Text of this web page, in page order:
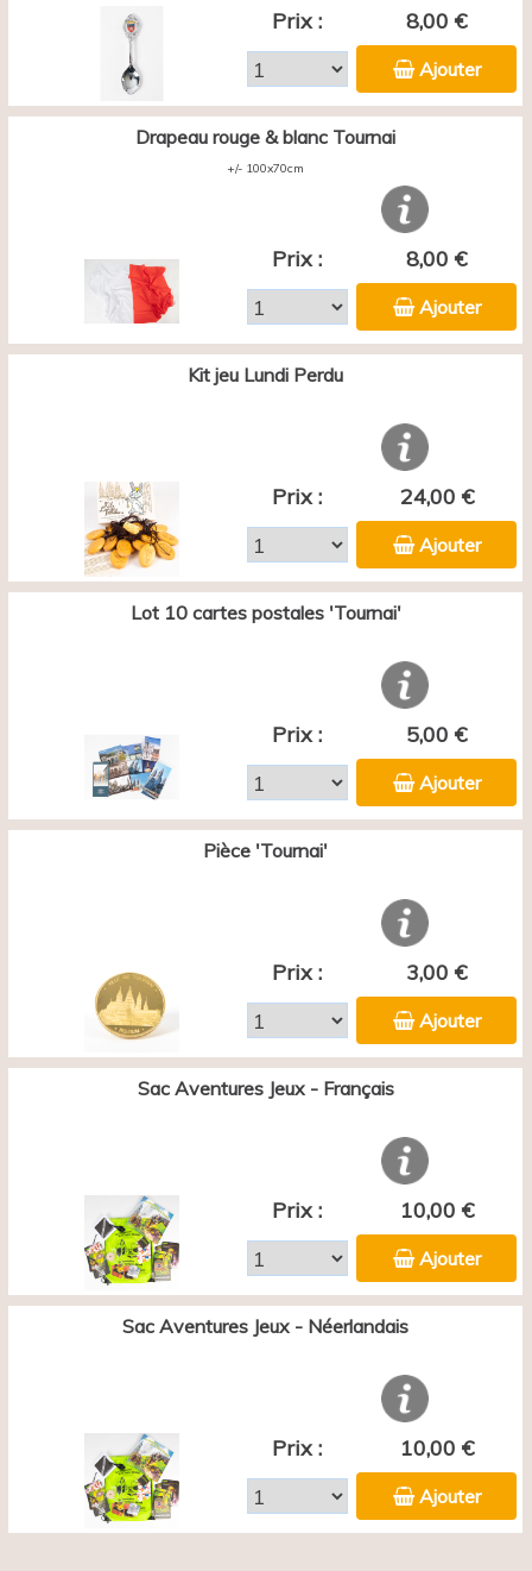
Prix : 8,00 €
Ajouter
Drapeau rouge & blanc Tournai
+/- 100x70cm
Prix : 8,00 €
Ajouter
Kit jeu Lundi Perdu
Prix : 24,00 €
Ajouter
Lot 10 cartes postales 'Tournai'
Prix : 5,00 €
Ajouter
Pièce 'Tournai'
Prix : 3,00 €
Ajouter
Sac Aventures Jeux - Français
Prix : 10,00 €
Ajouter
Sac Aventures Jeux - Néerlandais
Prix : 10,00 €
Ajouter